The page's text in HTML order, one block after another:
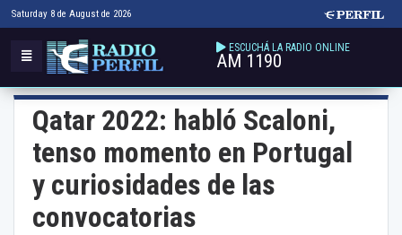
Saturday 8 de August de 2026
ESCUCHÁ LA RADIO ONLINE
AM 1190
Qatar 2022: habló Scaloni,
tenso momento en Portugal
y curiosidades de las
convocatorias